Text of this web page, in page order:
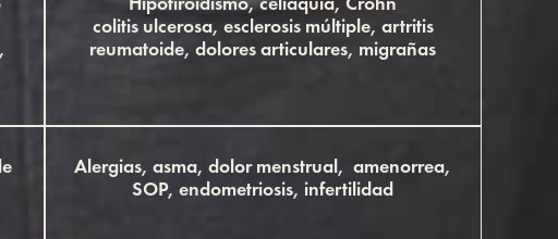
colitis ulcerosa, esclerosis múltiple, artritis
reumatoide, dolores articulares, migrañas
Alergias, asma, dolor menstrual, amenorrea,
SOP, endometriosis, infertilidad